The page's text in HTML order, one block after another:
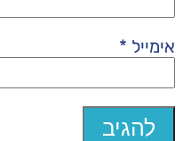
אימייל *